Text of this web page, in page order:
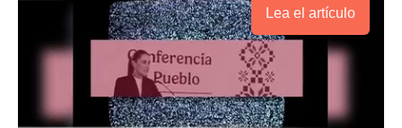
Lea el artículo